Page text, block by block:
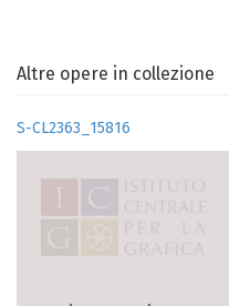
Altre opere in collezione
S-CL2363_15816